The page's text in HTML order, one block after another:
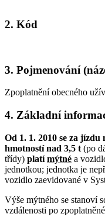
2. Kód
3. Pojmenování
Zpoplatnění obecného
4. Základní
Od 1. 1. 2010 se za
hmotností nad 3,5 t (po
třídy) platímýtné a
jednotkou; jednotka je
vozidlo zaevidované v
Výše mýtného se stanoví
vzdálenosti po